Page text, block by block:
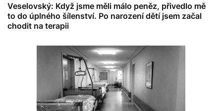
Veselovský: Když jsme měli málo peněz, přivedlo mě
to do úplného šílenství. Po narození dětí jsem začal
chodit na terapii